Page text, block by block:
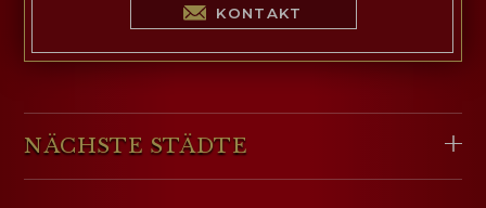
KONTAKT
NÄCHSTE STÄDTE